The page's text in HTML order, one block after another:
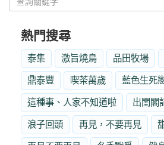
熱門搜尋
泰集 激旨燒鳥 品田牧場
鼎泰豐 喫茶萬歲 藍色生死
這種事、人家不知道啦 出閨閣
浪子回頭 再見，不要再見